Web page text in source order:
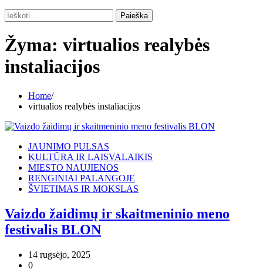
Ieškoti:
Žyma: virtualios realybės
instaliacijos
Home
virtualios realybės instaliacijos
JAUNIMO PULSAS
KULTŪRA IR LAISVALAIKIS
MIESTO NAUJIENOS
RENGINIAI PALANGOJE
ŠVIETIMAS IR MOKSLAS
Vaizdo žaidimų ir skaitmeninio meno
festivalis BLON
14 rugsėjo, 2025
0